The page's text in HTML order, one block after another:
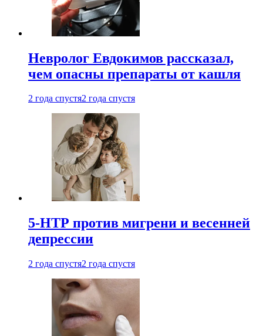
Невролог Евдокимов рассказал,
чем опасны препараты от кашля
2 года спустя2 года спустя
5-НТР против мигрени и весенней
депрессии
2 года спустя2 года спустя